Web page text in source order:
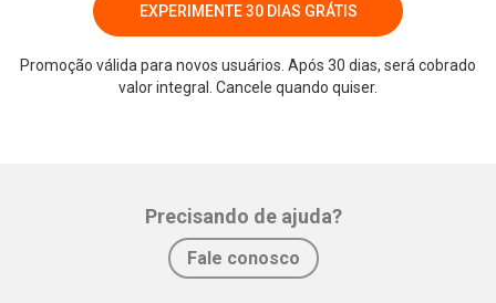
EXPERIMENTE 30 DIAS GRÁTIS
Promoção válida para novos usuários. Após 30 dias, será cobrado
valor integral. Cancele quando quiser.
Precisando de ajuda?
Fale conosco